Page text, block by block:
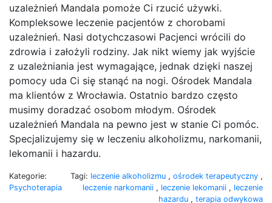
uzależnień Mandala pomoże Ci rzucić używki.
Kompleksowe leczenie pacjentów z chorobami
uzależnień. Nasi dotychczasowi Pacjenci wrócili do
zdrowia i założyli rodziny. Jak nikt wiemy jak wyjście
z uzależniania jest wymagające, jednak dzięki naszej
pomocy uda Ci się stanąć na nogi. Ośrodek Mandala
ma klientów z Wrocławia. Ostatnio bardzo często
musimy doradzać osobom młodym. Ośrodek
uzależnień Mandala na pewno jest w stanie Ci pomóc.
Specjalizujemy się w leczeniu alkoholizmu, narkomanii,
lekomanii i hazardu.
Kategorie:
Psychoterapia
Tagi: leczenie alkoholizmu , ośrodek terapeutyczny ,
leczenie narkomanii , leczenie lekomanii , leczenie
hazardu , terapia odwykowa